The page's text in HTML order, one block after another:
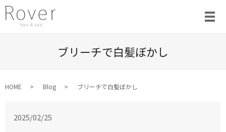
ブリーチで白髪ぼかし
HOME Blog ブリーチで白髪ぼかし
2025/02/25